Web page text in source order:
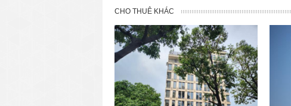
CHO THUÊ KHÁC